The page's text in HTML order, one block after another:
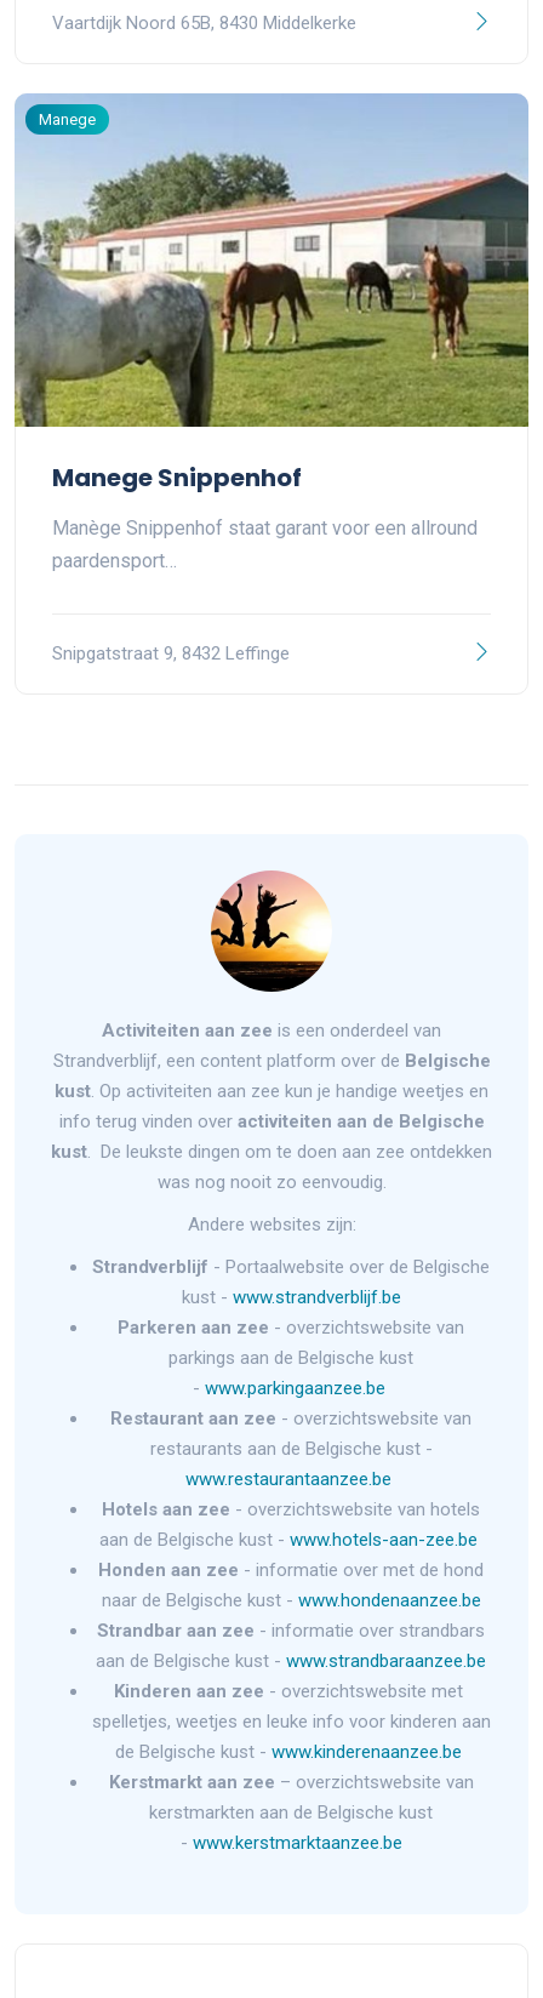
Vaartdijk Noord 65B, 8430 Middelkerke
Manege
Manege Snippenhof
Manège Snippenhof staat garant voor een allround
paardensport…
Snipgatstraat 9, 8432 Leffinge
Activiteiten aan zee is een onderdeel van
Strandverblijf, een content platform over de Belgische
kust. Op activiteiten aan zee kun je handige weetjes en
info terug vinden over activiteiten aan de Belgische
kust. De leukste dingen om te doen aan zee ontdekken
was nog nooit zo eenvoudig.
Andere websites zijn:
Strandverblijf - Portaalwebsite over de Belgische
kust - www.strandverblijf.be
Parkeren aan zee - overzichtswebsite van
parkings aan de Belgische kust
- www.parkingaanzee.be
Restaurant aan zee - overzichtswebsite van
restaurants aan de Belgische kust -
www.restaurantaanzee.be
Hotels aan zee - overzichtswebsite van hotels
aan de Belgische kust - www.hotels-aan-zee.be
Honden aan zee - informatie over met de hond
naar de Belgische kust - www.hondenaanzee.be
Strandbar aan zee - informatie over strandbars
aan de Belgische kust - www.strandbaraanzee.be
Kinderen aan zee - overzichtswebsite met
spelletjes, weetjes en leuke info voor kinderen aan
de Belgische kust - www.kinderenaanzee.be
Kerstmarkt aan zee – overzichtswebsite van
kerstmarkten aan de Belgische kust
- www.kerstmarktaanzee.be